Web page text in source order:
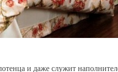
и даже служит